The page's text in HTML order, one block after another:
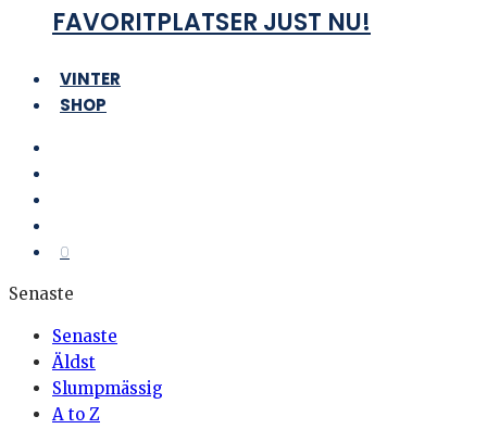
FAVORITPLATSER JUST NU!
VINTER
SHOP
0
Senaste
Senaste
Äldst
Slumpmässig
A to Z